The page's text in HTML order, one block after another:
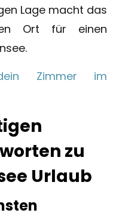
Lage macht das
Ort für einen
Zimmer im
zu
Urlaub